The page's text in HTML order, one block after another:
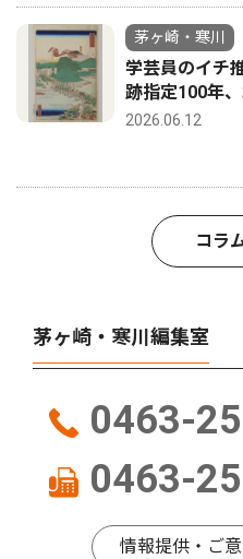
茅ヶ崎・寒川
学芸員のイチ
跡指定100年
2026.06.12
コラ
茅ヶ崎・寒川編集室
0463-
0463-
情報提供・ご